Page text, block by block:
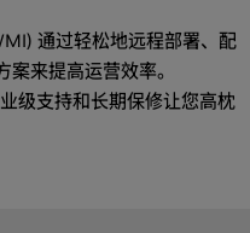
通过轻松地远程部署、配
来提高运营效率。
级支持和长期保修让您高枕